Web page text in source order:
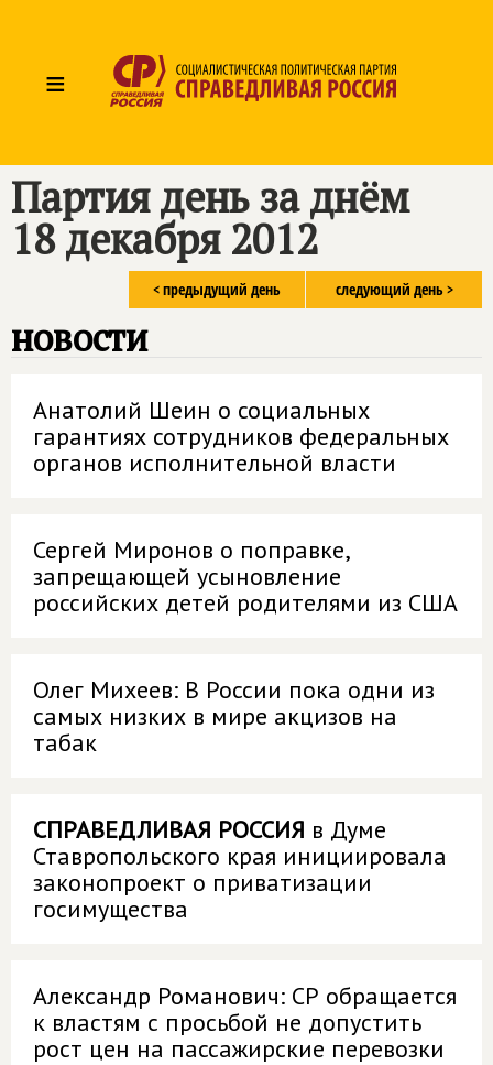
≡
Партия день за днём
18 декабря 2012
следующий день >
< предыдущий день
новости
Анатолий Шеин о социальных
гарантиях сотрудников федеральных
органов исполнительной власти
Сергей Миронов о поправке,
запрещающей усыновление
российских детей родителями из США
Олег Михеев: В России пока одни из
самых низких в мире акцизов на
табак
СПРАВЕДЛИВАЯ РОССИЯ в Думе
Ставропольского края инициировала
законопроект о приватизации
госимущества
Александр Романович: СР обращается
к властям с просьбой не допустить
рост цен на пассажирские перевозки